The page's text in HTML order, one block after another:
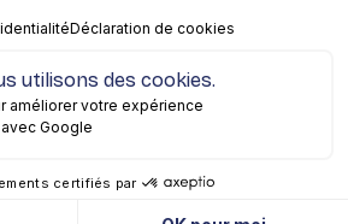
Gestion des cookies Confidentialité
Déclaration de cookies
utilisons des cookies.
améliorer votre expérience
Google
certifiés par